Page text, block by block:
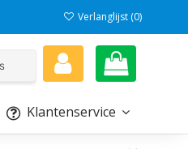
Verlanglijst (0)
Klantenservice